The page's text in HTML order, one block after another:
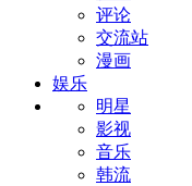
评论
交流站
漫画
娱乐
明星
影视
音乐
韩流